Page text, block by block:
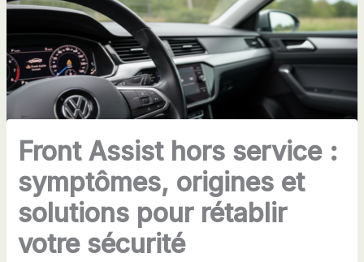
Front Assist hors service :
symptômes, origines et
solutions pour rétablir
votre sécurité